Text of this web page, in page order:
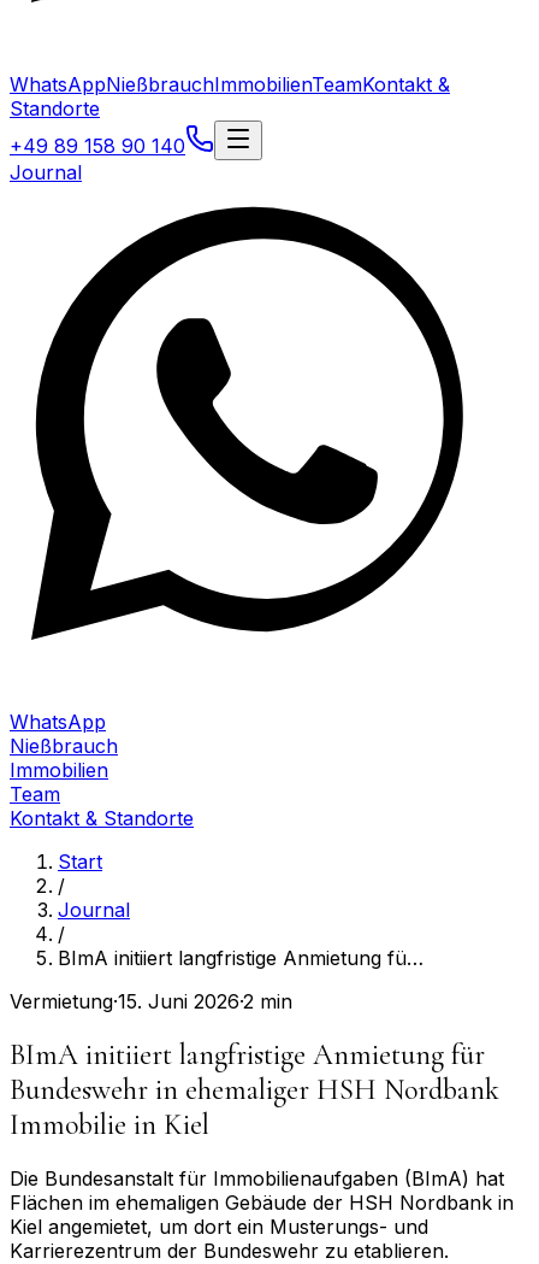
WhatsAppNießbrauchImmobilienTeamKontakt &
Standorte
+49 89 158 90 140
Journal
WhatsApp
Nießbrauch
Immobilien
Team
Kontakt & Standorte
Start
/
Journal
/
BImA initiiert langfristige Anmietung fü…
Vermietung·15. Juni 2026·2 min
BImA initiiert langfristige Anmietung für
Bundeswehr in ehemaliger HSH Nordbank
Immobilie in Kiel
Die Bundesanstalt für Immobilienaufgaben (BImA) hat
Flächen im ehemaligen Gebäude der HSH Nordbank in
Kiel angemietet, um dort ein Musterungs- und
Karrierezentrum der Bundeswehr zu etablieren.